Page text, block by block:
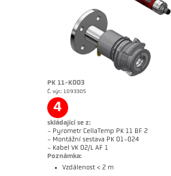
PK 11-K003
Č. výr.: 1093305
4
skládající se z:
- Pyrometr CellaTemp PK 11 BF 2
- Montážní sestava PK 01-024
- Kabel VK 02/L AF 1
Poznámka:
Vzdálenost < 2 m